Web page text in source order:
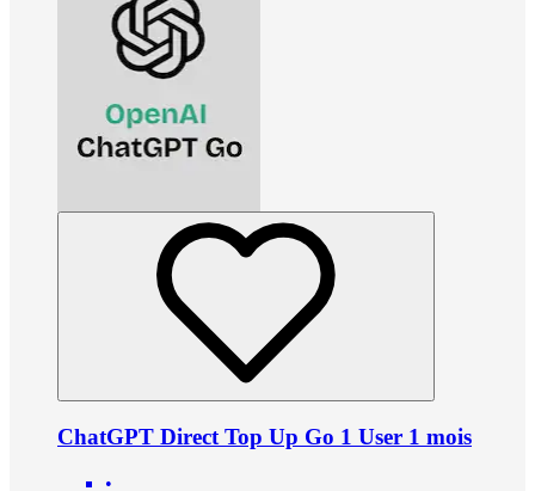
ChatGPT Direct Top Up Go 1 User 1 mois
•